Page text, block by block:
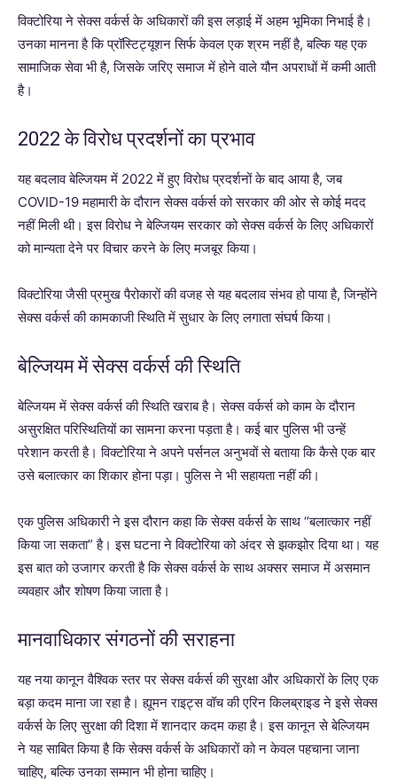
विक्टोरिया ने सेक्स वर्कर्स के अधिकारों की इस लड़ाई में अहम भूमिका निभाई है।
उनका मानना है कि प्रॉस्टिट्यूशन सिर्फ केवल एक श्रम नहीं है, बल्कि यह एक
सामाजिक सेवा भी है, जिसके जरिए समाज में होने वाले यौन अपराधों में कमी आती
है।
2022 के विरोध प्रदर्शनों का प्रभाव
यह बदलाव बेल्जियम में 2022 में हुए विरोध प्रदर्शनों के बाद आया है, जब
COVID-19 महामारी के दौरान सेक्स वर्कर्स को सरकार की ओर से कोई मदद
नहीं मिली थी। इस विरोध ने बेल्जियम सरकार को सेक्स वर्कर्स के लिए अधिकारों
को मान्यता देने पर विचार करने के लिए मजबूर किया।
विक्टोरिया जैसी प्रमुख पैरोकारों की वजह से यह बदलाव संभव हो पाया है, जिन्होंने
सेक्स वर्कर्स की कामकाजी स्थिति में सुधार के लिए लगाता संघर्ष किया।
बेल्जियम में सेक्स वर्कर्स की स्थिति
बेल्जियम में सेक्स वर्कर्स की स्थिति खराब है। सेक्स वर्कर्स को काम के दौरान
असुरक्षित परिस्थितियों का सामना करना पड़ता है। कई बार पुलिस भी उन्हें
परेशान करती है। विक्टोरिया ने अपने पर्सनल अनुभवों से बताया कि कैसे एक बार
उसे बलात्कार का शिकार होना पड़ा। पुलिस ने भी सहायता नहीं की।
एक पुलिस अधिकारी ने इस दौरान कहा कि सेक्स वर्कर्स के साथ “बलात्कार नहीं
किया जा सकता” है। इस घटना ने विक्टोरिया को अंदर से झकझोर दिया था। यह
इस बात को उजागर करती है कि सेक्स वर्कर्स के साथ अक्सर समाज में असमान
व्यवहार और शोषण किया जाता है।
मानवाधिकार संगठनों की सराहना
यह नया कानून वैश्विक स्तर पर सेक्स वर्कर्स की सुरक्षा और अधिकारों के लिए एक
बड़ा कदम माना जा रहा है। ह्यूमन राइट्स वॉच की एरिन किलब्राइड ने इसे सेक्स
वर्कर्स के लिए सुरक्षा की दिशा में शानदार कदम कहा है। इस कानून से बेल्जियम
ने यह साबित किया है कि सेक्स वर्कर्स के अधिकारों को न केवल पहचाना जाना
चाहिए, बल्कि उनका सम्मान भी होना चाहिए।